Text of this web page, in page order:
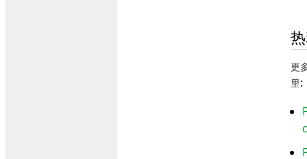
更
里: